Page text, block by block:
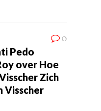
0
Pedo
over Hoe
Zich
Visscher